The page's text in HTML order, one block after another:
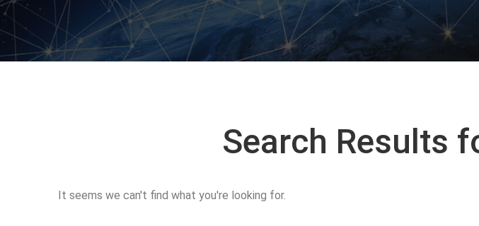
Search Results
It seems we can't find what you're looking for.